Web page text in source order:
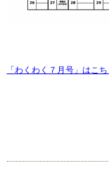
「わくわく７月号」は